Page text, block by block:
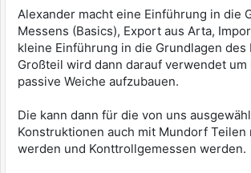
Alexander macht eine Einführung in die
Messens (Basics), Export aus Arta,
kleine Einführung in die Grundlagen
Großteil wird dann darauf verwendet um
passive Weiche aufzubauen.
Die kann dann für die von uns
Konstruktionen auch mit Mundorf Teilen
werden und Konttrollgemessen werden.